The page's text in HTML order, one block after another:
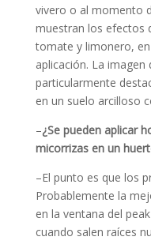
vivero o al momento
muestran los efectos
tomate y limonero,
aplicación. La
particularmente
en un suelo arcilloso
–¿Se pueden aplicar
micorrizas en un
–El punto es que los
Probablemente la
en la ventana del
cuando salen raíces